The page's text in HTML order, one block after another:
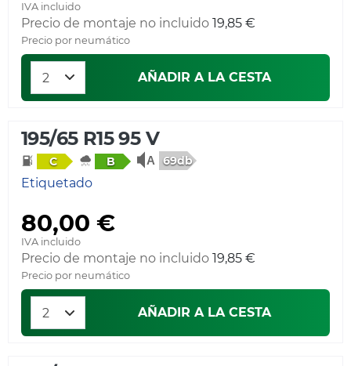
IVA incluido
Precio de montaje no incluido 19,85 €
Precio por neumático
AÑADIR A LA CESTA
195/65 R15 95 V
C B 69db
Etiquetado
80,00 €
IVA incluido
Precio de montaje no incluido 19,85 €
Precio por neumático
AÑADIR A LA CESTA